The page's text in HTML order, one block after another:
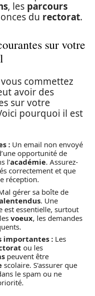
, les parcours
du rectorat.
sur votre
commettez
avoir des
sur votre
pourquoi il est
: Un email non envoyé
opportunité de
l’académie. Assurez-
correctement et que
réception.
gérer sa boîte de
. Une
est essentielle, surtout
voeux, les demandes
importantes : Les
ou les
peuvent être
scolaire. S’assurer que
le spam ou ne